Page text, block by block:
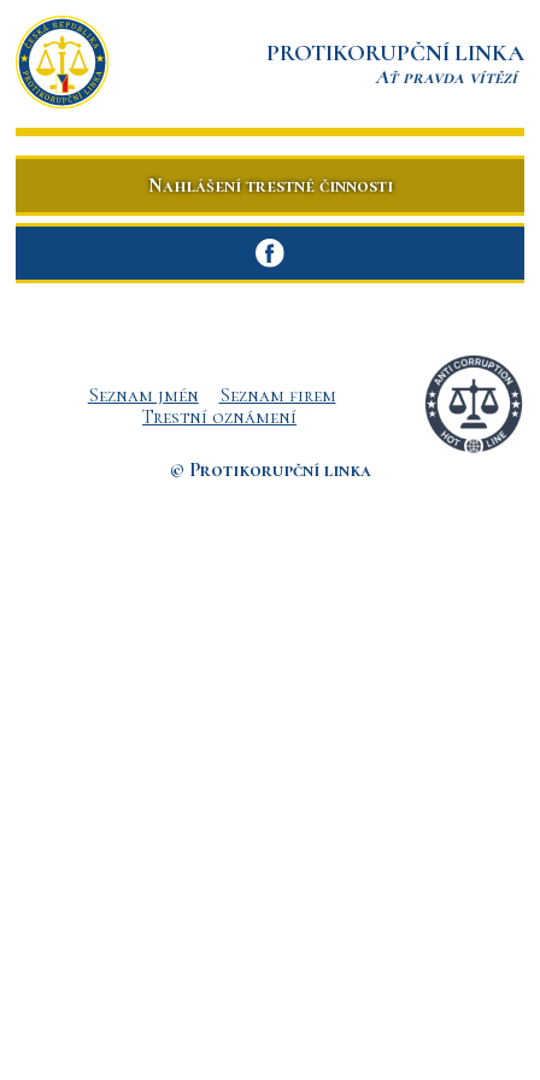
PROTIKORUPČNÍ LINKA
Ať pravda vítězí
Nahlášení trestné činnosti
Seznam jmén
Seznam firem
Trestní oznámení
© Protikorupční linka